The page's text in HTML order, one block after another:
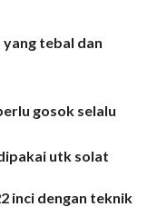
tebal dan
gosok selalu
utk solat
inci dengan teknik